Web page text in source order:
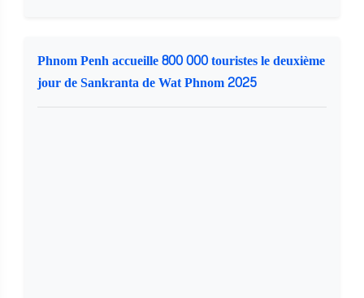
Phnom Penh accueille 800 000 touristes le deuxième
jour de Sankranta de Wat Phnom 2025